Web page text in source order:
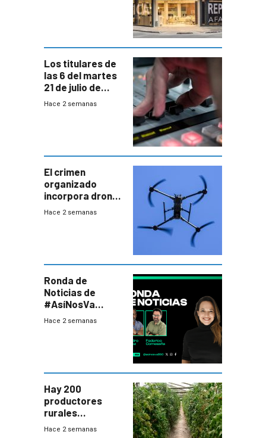
Los titulares de
las 6 del martes
21 de julio de
2026
Hace 2 semanas
El crimen
organizado
incorpora drones
y abre un nuevo
Hace 2 semanas
Ronda de
Noticias de
#AsíNosVa
(20/7/26)
Hace 2 semanas
Hay 200
productores
rurales
afectados tras
Hace 2 semanas